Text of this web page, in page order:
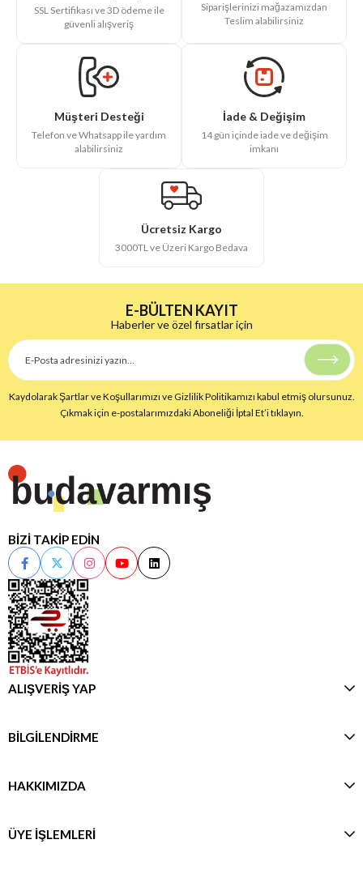
SSL Sertifikası ve 3D ödeme ile
güvenli alışveriş
Siparişlerinizi mağazamızdan
Teslim alabilirsiniz
Müşteri Desteği
Telefon ve Whatsapp ile yardım
alabilirsiniz
İade & Değişim
14 gün içinde iade ve değişim
imkanı
Ücretsiz Kargo
3000TL ve Üzeri Kargo Bedava
E-BÜLTEN KAYIT
Haberler ve özel fırsatlar için
Kaydolarak Şartlar ve Koşullarımızı ve Gizlilik Politikamızı kabul etmiş olursunuz.
Çıkmak için e-postalarımızdaki Aboneliği İptal Et’i tıklayın.
BİZİ TAKİP EDİN
ALIŞVERİŞ YAP
BİLGİLENDİRME
HAKKIMIZDA
ÜYE İŞLEMLERİ